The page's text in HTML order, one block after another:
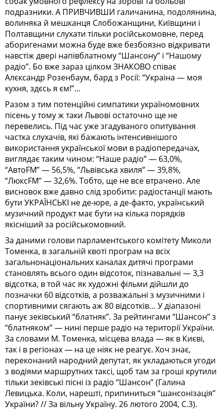
подразники. А ПРИВЧИВШИ галичанина, подолянина,
волиняка й мешканця Слобожанщини, Київщини і
Полтавщини слухати тільки російськомовне, перед
аборигенами можна буде вже безбоязно відкривати
навстіж двері напівблатному “Шансону” і “Нашому
радіо”. Бо вже зараз цілком ЗНАКОВО співає
Алєксандр Розенбаум, бард з Росії: “Украіна — моя
кухня, здєсь я єм!”…
Разом з тим потенційні симпатики україномовних
пісень у тому ж таки Львові остаточно ще не
перевелись. Під час уже згадуваного опитування
частка слухачів, які бажають інтенсивнішого
використання української мови в радіопередачах,
виглядає таким чином: “Наше радіо” — 63,0%,
“АвтоFM” — 56,5%, “Львівська хвиля” — 39,8%,
“ЛюксFM” — 32,6%. Тобто, ще не все втрачено. Але
висновок вже давно слід зробити: радіостанції мають
бути УКРАЇНСЬКІ не де-юре, а де-факто, український
музичний продукт має бути на кілька порядків
якісніший за російськомовний.
За даними голови парламентського комітету Миколи
Томенка, в загальній квоті програм на всіх
загальнонаціональних каналах дитячі програми
становлять всього один відсоток, пізнавальні — 3,3
відсотка, в той час як художні фільми дійшли до
позначки 60 відсотків, а розважальні з музичними і
спортивними сягають аж 80 відсотків… У діапазоні
панує зеківський “блатняк”. За рейтингами “Шансон” з
“блатняком” — нині перше радіо на території України.
За словами М. Томенка, місцева влада — як в Києві,
так і в регіонах — на це ніяк не реагує. Хоч знає,
переконаний народний депутат, як укладаються угоди
з водіями маршрутних таксі, щоб там за гроші крутили
тільки зеківські пісні із радіо “Шансон” (Галина
Левицька. Коли, нарешті, припиниться “шансонізація”
України? // За вільну Україну. 26 лютого 2004, С.3).